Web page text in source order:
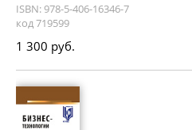
ISBN: 978-5-406-16346-7
код 719599
1 300 руб.